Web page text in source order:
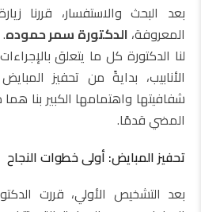
بعد البحث والاستفسار، قررنا
المعروفة، الدكتورة سمر حموده
لنا الدكتورة كل ما يتعلق
الأنابيب، بدايةً من تحفيز
شفافيتها واهتمامها الكبير بنا
المضي قدمًا.
تحفيز المبايض: أولى خطوات النجاح
بعد التشخيص الأولي، قررت